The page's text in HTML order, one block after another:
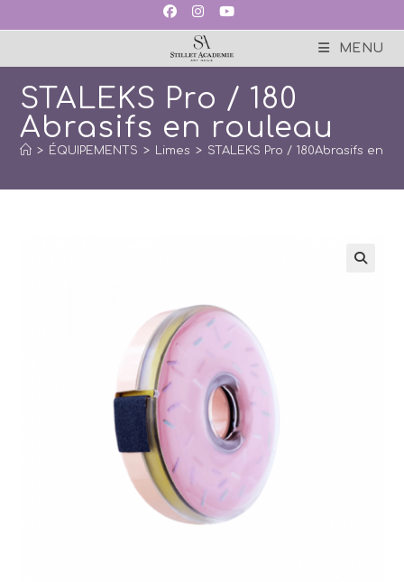
MENU
STALEKS Pro / 180
Abrasifs en rouleau
> ÉQUIPEMENTS > Limes > STALEKS Pro / 180Abrasifs en